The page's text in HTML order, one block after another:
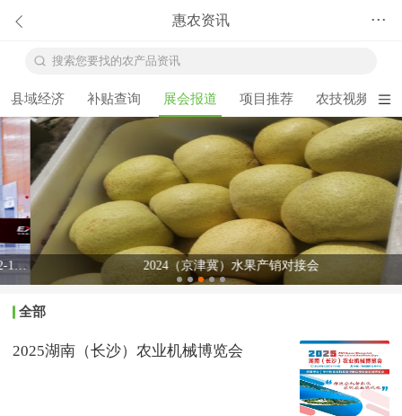
惠农资讯 •••
搜索您要找的农产品资讯
县域经济 补贴查询 展会报道 项目推荐 农技视频
2024（京津冀）水果产销对接会
全部
2025湖南（长沙）农业机械博览会